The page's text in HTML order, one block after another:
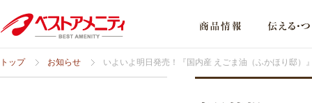
トップ お知らせ いよいよ明日発売！『国内産 えごま油（ふかほり邸）